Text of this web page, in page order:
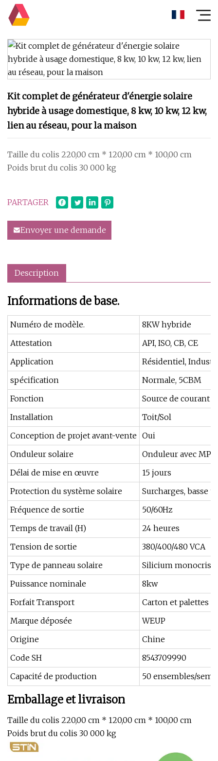
Kit complet de générateur d'énergie solaire
hybride à usage domestique, 8 kw, 10 kw, 12 kw,
lien au réseau, pour la maison
Taille du colis 220,00 cm * 120,00 cm * 100,00 cm
Poids brut du colis 30 000 kg
PARTAGER
Envoyer une demande
Description
Informations de base.
Numéro de modèle.
8KW hybride
Attestation
API, ISO, CB, CE
Application
Résidentiel,
spécification
Normale, 5CBM
Fonction
Source de courant
Installation
Toit/Sol
Conception de projet avant-vente Oui
Onduleur solaire
Onduleur avec
Délai de mise en œuvre
15 jours
Protection du système solaire
Surcharges, basse
Fréquence de sortie
50/60Hz
Temps de travail (H)
24 heures
Tension de sortie
380/400/480 VCA
Type de panneau solaire
Silicium
Puissance nominale
8kw
Forfait Transport
Carton et palettes
Marque déposée
WEUP
Origine
Chine
Code SH
8543709990
Capacité de production
50 ensembles/
Emballage et livraison
Taille du colis 220,00 cm * 120,00 cm * 100,00 cm
Poids brut du colis 30 000 kg